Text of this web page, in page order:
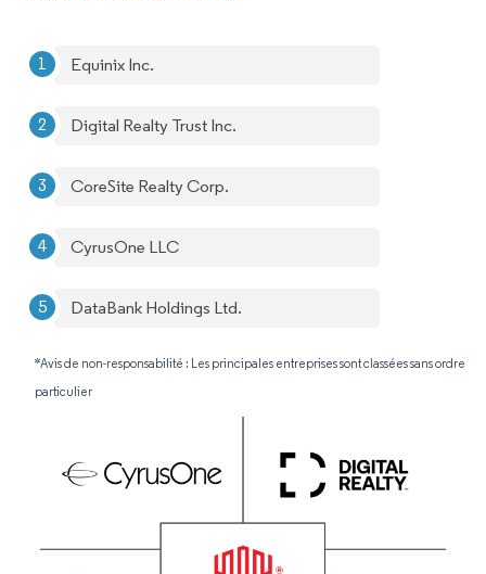
Equinix Inc.
Digital Realty Trust Inc.
CoreSite Realty Corp.
CyrusOne LLC
DataBank Holdings Ltd.
*Avis de non-responsabilité : Les principales entreprises sont classées sans ordre
particulier